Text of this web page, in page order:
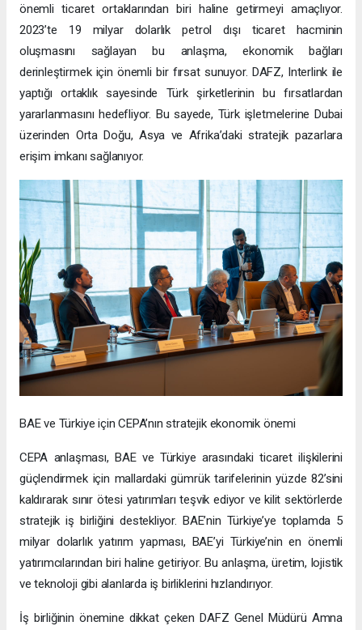
önemli ticaret ortaklarından biri haline getirmeyi amaçlıyor.
2023’te 19 milyar dolarlık petrol dışı ticaret hacminin
oluşmasını sağlayan bu anlaşma, ekonomik bağları
derinleştirmek için önemli bir fırsat sunuyor. DAFZ, Interlink ile
yaptığı ortaklık sayesinde Türk şirketlerinin bu fırsatlardan
yararlanmasını hedefliyor. Bu sayede, Türk işletmelerine Dubai
üzerinden Orta Doğu, Asya ve Afrika’daki stratejik pazarlara
erişim imkanı sağlanıyor.
BAE ve Türkiye için CEPA’nın stratejik ekonomik önemi
CEPA anlaşması, BAE ve Türkiye arasındaki ticaret ilişkilerini
güçlendirmek için mallardaki gümrük tarifelerinin yüzde 82’sini
kaldırarak sınır ötesi yatırımları teşvik ediyor ve kilit sektörlerde
stratejik iş birliğini destekliyor. BAE’nin Türkiye’ye toplamda 5
milyar dolarlık yatırım yapması, BAE’yi Türkiye’nin en önemli
yatırımcılarından biri haline getiriyor. Bu anlaşma, üretim, lojistik
ve teknoloji gibi alanlarda iş birliklerini hızlandırıyor.
İş birliğinin önemine dikkat çeken DAFZ Genel Müdürü Amna